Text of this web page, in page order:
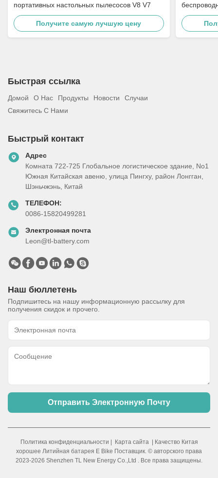
портативных настольных пылесосов V8 V7
Получите самую лучшую цену
Быстрая ссылка
Домой О Нас Продукты Новости
Случаи
Свяжитесь С Нами
Быстрый контакт
Адрес
Комната 722-725 Глобальное логистическое здание, No1
Южная Китайская авеню, улица Пингху, район Лонгган,
Шэньчжэнь, Китай
ТЕЛЕФОН:
0086-15820499281
Электронная почта
Leon@tl-battery.com
Наш бюллетень
Подпишитесь на нашу информационную рассылку для
получения скидок и прочего.
Отправить Электронную Почту
Политика конфиденциальности | Карта сайта | Качество Китая
хорошее Литийная батарея E Bike Поставщик. © авторского права
2023-2026 Shenzhen TL New Energy Co.,Ltd . Все права защищены.